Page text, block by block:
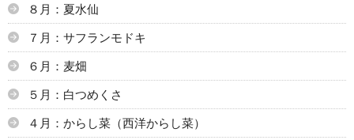
８月：夏水仙
７月：サフランモドキ
６月：麦畑
５月：白つめくさ
４月：からし菜（西洋からし菜）